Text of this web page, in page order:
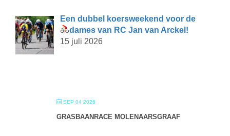
Een dubbel koersweekend voor de
dames van RC Jan van Arckel!
15 juli 2026
SEP 04 2026
GRASBAANRACE MOLENAARSGRAAF